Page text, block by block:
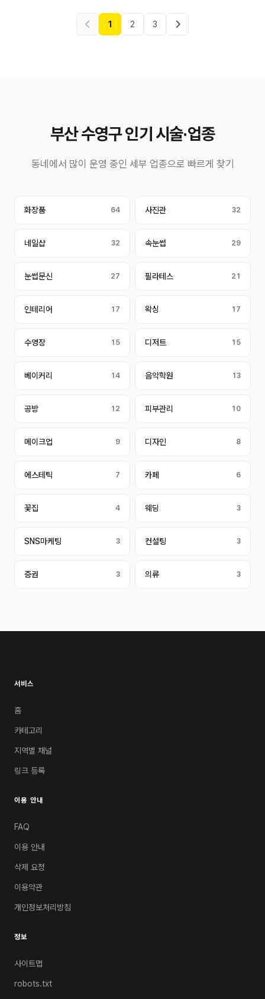
1 2 3
부산 수영구 인기 시술·업종
동네에서 많이 운영 중인 세부 업종으로 빠르게 찾기
화장품 64 사진관 32
네일샵 32 속눈썹 29
눈썹문신 27 필라테스 21
인테리어 17 왁싱 17
수영장 15 디저트 15
베이커리 14 음악학원 13
공방 12 피부관리 10
메이크업 9 디자인 8
에스테틱 7 카페 6
꽃집 4 웨딩 3
SNS마케팅 3 컨설팅 3
증권 3 의류 3
서비스
홈
카테고리
지역별 채널
링크 등록
이용 안내
FAQ
이용 안내
삭제 요청
이용약관
개인정보처리방침
정보
사이트맵
robots.txt